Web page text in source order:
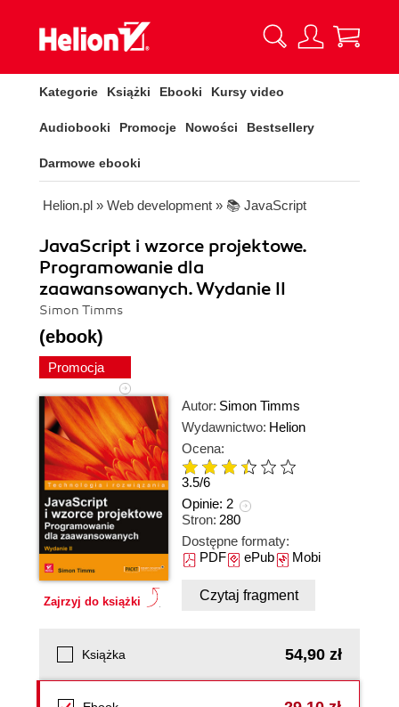
Kategorie Książki Ebooki Kursy video
Audiobooki Promocje Nowości Bestsellery
Darmowe ebooki
Helion.pl » Web development » 📚 JavaScript
JavaScript i wzorce projektowe.
Programowanie dla
zaawansowanych. Wydanie II
Simon Timms
(ebook)
Promocja
Zajrzyj do książki
Autor: Simon Timms
Wydawnictwo: Helion
Ocena:
3.5/6
Opinie: 2
Stron: 280
Dostępne formaty:
PDFePubMobi
Czytaj fragment
Książka 54,90 zł